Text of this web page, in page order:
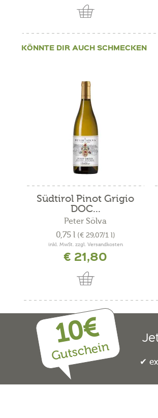
KÖNNTE DIR AUCH SCHMECKEN
Südtirol Pinot Grigio
DOC...
Peter Sölva
0,75 l (€ 29,07/1 l)
inkl. MwSt. zzgl. Versandkosten
€ 21,80
10€
Gutschein